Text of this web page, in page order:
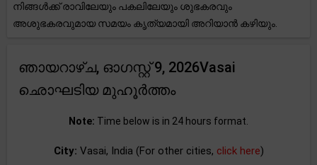
നിങ്ങൾക്ക് രാവിലേയും പകലിലേയും ശുഭകരവും
അശുഭകരവുമായ സമയം കൃത്യമായി അറിയാൻ കഴിയും.
ഞായറാഴ്ച, ഓഗസ്റ്റ് 9, 2026Vasai
ഛൊഘടിയ മുഹൂർത്തം
Note: Time below is in 24 hours format.
City: Vasai, India (For other cities, click here)